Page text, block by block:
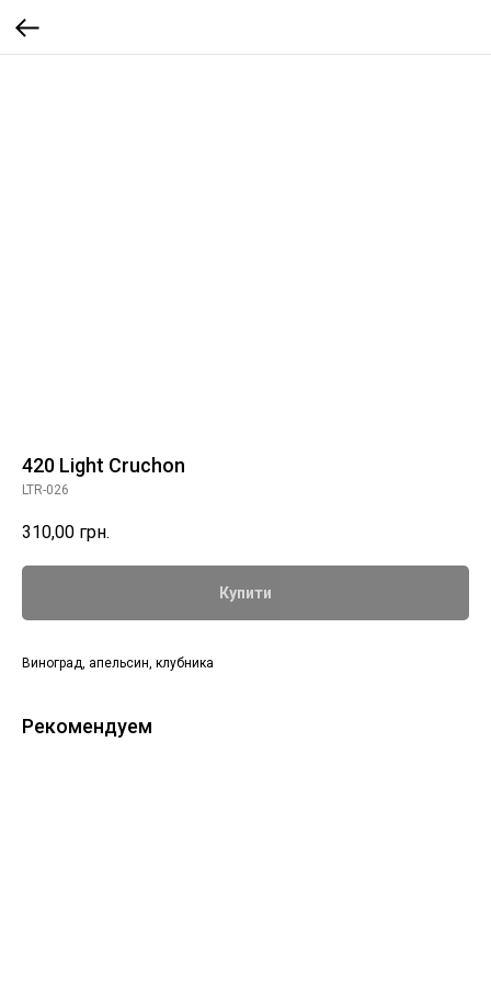
420 Light Cruchon
LTR-026
310,00 грн.
Купити
Виноград, апельсин, клубника
Рекомендуем